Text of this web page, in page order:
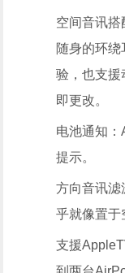
空间音讯
随身的环
验，也支援
即更改。
电池通知
提示。
方向音讯滤
乎就像置于
支援